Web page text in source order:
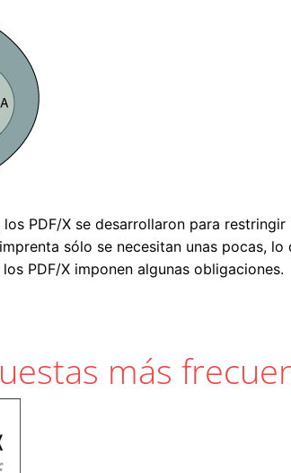
PDF/X se desarrollaron para
sólo se necesitan unas pocas,
PDF/X imponen algunas obligaciones.
más